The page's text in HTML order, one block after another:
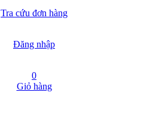
Tra cứu đơn hàng
Đăng nhập
0
Giỏ hàng